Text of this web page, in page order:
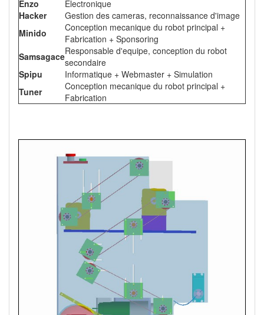
Enzo
Electronique
Hacker
Gestion des cameras, reconnaissance d'image
Minido
Conception mecanique du robot principal +
Fabrication + Sponsoring
SamsagaceResponsable d'equipe, conception du robot
secondaire
Spipu
Informatique + Webmaster + Simulation
Tuner
Conception mecanique du robot principal +
Fabrication